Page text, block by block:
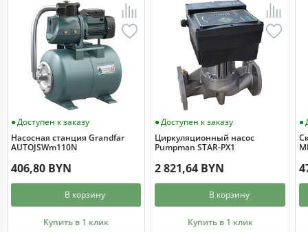
Доступен к заказу
Насосная станция Grandfar
AUTOJSWm110N
406,80 BYN
В корзину
Купить в 1 клик
Доступен к заказу
Циркуляционный насос
Pumpman STAR-PX1
2 821,64 BYN
В корзину
Купить в 1 клик